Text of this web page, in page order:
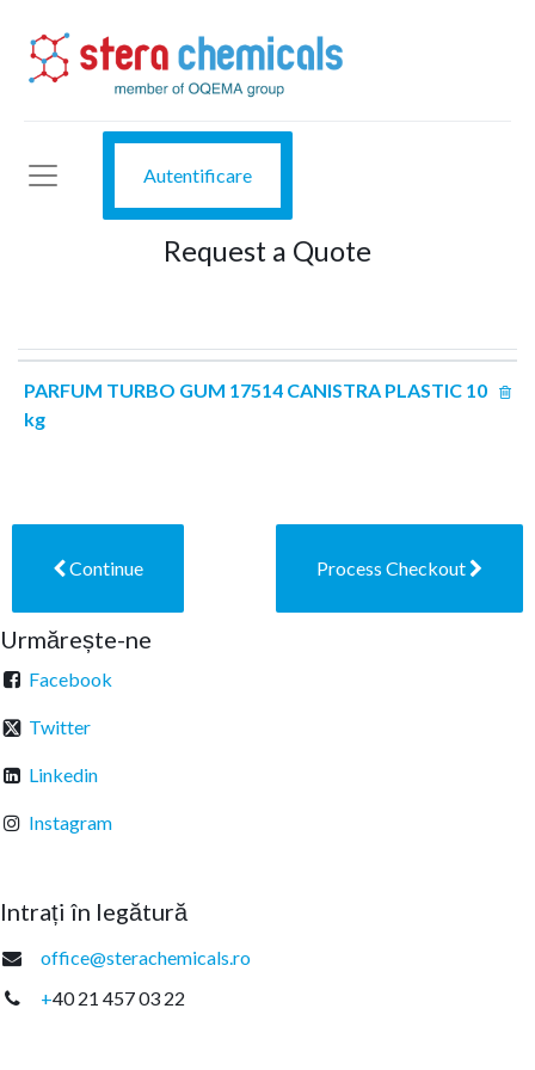
Autentificare
Request a Quote
PARFUM TURBO GUM 17514 CANISTRA PLASTIC 10
kg
Continue Process Checkout
Urmărește-ne
Facebook
Twitter
Linkedin
Instagram
Intrați în legătură
office@sterachemicals.ro
+40 21 457 03 22